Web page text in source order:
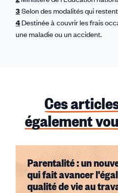
3Selon des modalités qui
4 Destinée à couvrir les frais
une maladie ou un accident.
Ces
également
Parentalité : un
qui fait avancer
qualité de vie au